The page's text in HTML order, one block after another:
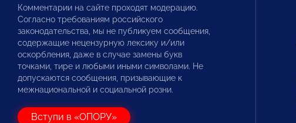
Комментарии на сайте проходят модерацию.
Согласно требованиям российского
законодательства, мы не публикуем сообщения,
содержащие нецензурную лексику и/или
оскорбления, даже в случае замены букв
точками, тире и любыми иными символами. Не
допускаются сообщения, призывающие к
межнациональной и социальной розни.
Вступи в «ОПОРУ»